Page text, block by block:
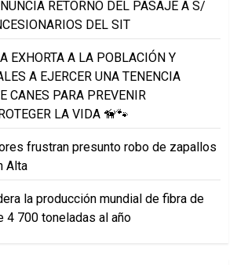
RETORNO DEL PASAJE A S/
DEL SIT
EXHORTA A LA POBLACIÓN Y
A EJERCER UNA TENENCIA
CANES PARA PREVENIR
LA VIDA 🦮🐾
frustran presunto robo de zapallos
Alta
la producción mundial de fibra de
4 700 toneladas al año